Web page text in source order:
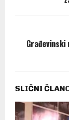
Građevinski
SLIČNI